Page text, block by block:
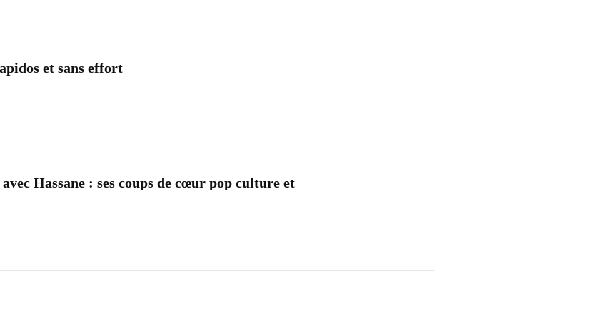
et sans effort
Hassane : ses coups de cœur pop culture et